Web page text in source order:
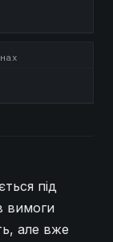
під
вимоги
але вже